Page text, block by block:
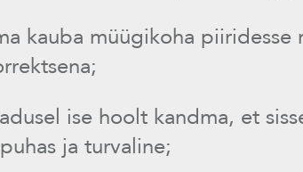
kauba müügikoha
ise hoolt kandma, et
ja turvaline;